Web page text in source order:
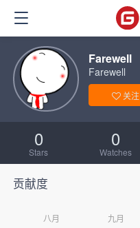
Farewell
Farewell
关注
0
Stars
0
Watches
贡献度
八月 九月